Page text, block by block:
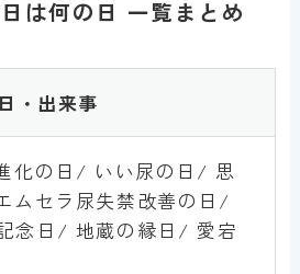
日は何の日 一覧まとめ
・出来事
化の日/ いい尿の日/ 思
ムセラ尿失禁改善の日/
念日/ 地蔵の縁日/ 愛宕